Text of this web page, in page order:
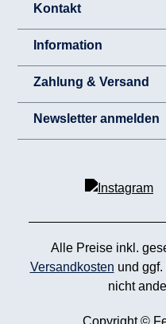
Kontakt
Information
Zahlung & Versand
Newsletter anmelden
Alle Preise inkl.
Versandkosten und
nicht
Copyright ©